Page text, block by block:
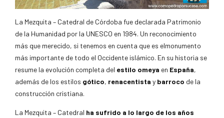
La Mezquita – Catedral de Córdoba fue declarada Patrimonio
de la Humanidad por la UNESCO en 1984. Un reconocimiento
más que merecido, si tenemos en cuenta que es elmonumento
más importante de todo el Occidente islámico. En su historia se
resume la evolución completa del estilo omeya en España,
además de los estilos gótico, renacentista y barroco de la
construcción cristiana.
La Mezquita – Catedral ha sufrido a lo largo de los años